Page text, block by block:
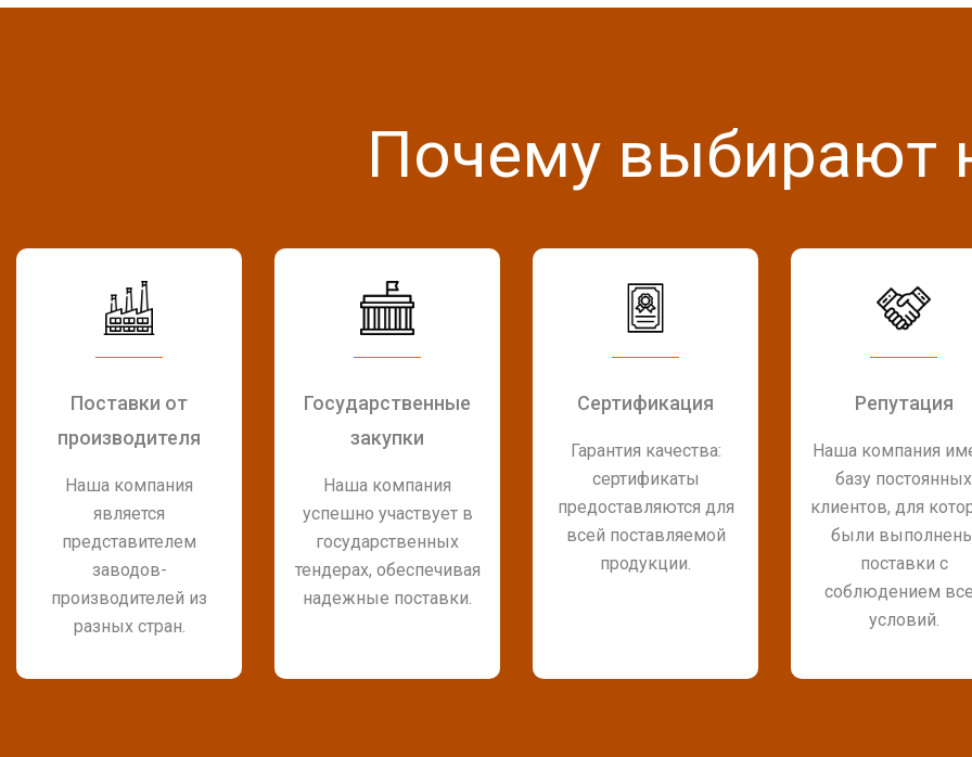
Почему выбирают
Поставки от
производителя
Наша компания
является
представителем
заводов-
производителей из
разных стран.
Государственные
закупки
Наша компания
успешно участвует в
государственных
тендерах, обеспечивая
надежные поставки.
Сертификация
Гарантия качества:
сертификаты
предоставляются для
всей поставляемой
продукции.
Репутация
Наша компания
базу постоянных
клиентов, для
были
поставки с
соблюдением
условий.